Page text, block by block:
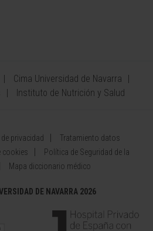
Cima Universidad de Navarra
Instituto de Nutrición y Salud
privacidad
Tratamiento datos
cookies
Política de Seguridad de la
Mapa diccionario médico
DE NAVARRA 2026